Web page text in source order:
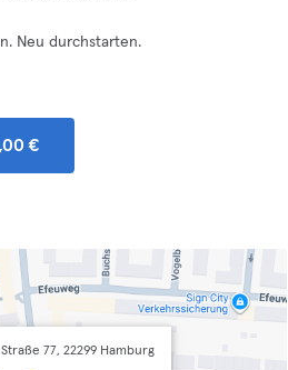
Neu durchstarten.
€
77, 22299 Hamburg